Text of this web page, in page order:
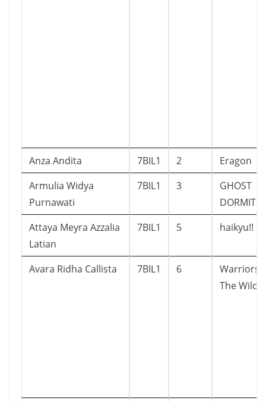
Anza Andita 7BIL1 2
Eragon
Armulia Widya
Purnawati
7BIL1 3
GHOST
Attaya Meyra Azzalia
Latian
7BIL1 5 haikyu!!
Avara Ridha Callista 7BIL1 6
Warriors:
The Wild